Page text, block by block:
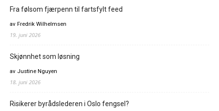
Fra følsom fjærpenn til fartsfylt feed
av Fredrik Wilhelmsen
19. juni 2026
Skjønnhet som løsning
av Justine Nguyen
18. juni 2026
Risikerer byrådslederen i Oslo fengsel?